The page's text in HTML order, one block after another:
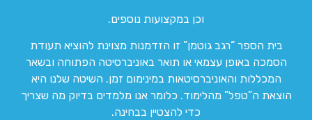
וכן במקצועות נוספים.
בית הספר “רגב גוטמן” זו הזדמנות מצוינת להוציא תעודת
הסמכה באופן עצמאי או תואר באוניברסיטה הפתוחה ובשאר
המכללות והאוניברסיטאות במינימום זמן. השיטה שלנו היא
הוצאת ה”טפל” מהלימוד. כלומר אנו מלמדים בדיוק מה שצריך
כדי להצטיין בבחינה.